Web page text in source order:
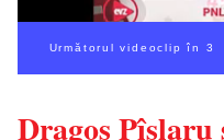
Următorul videoclip în 2
Dragoș Pîslaru